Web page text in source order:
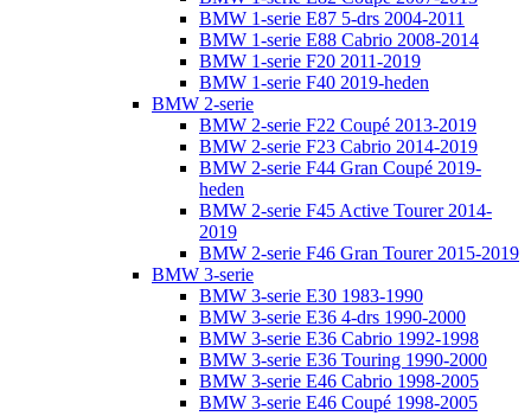
BMW 1-serie E87 5-drs 2004-2011
BMW 1-serie E88 Cabrio 2008-2014
BMW 1-serie F20 2011-2019
BMW 1-serie F40 2019-heden
BMW 2-serie
BMW 2-serie F22 Coupé 2013-2019
BMW 2-serie F23 Cabrio 2014-2019
BMW 2-serie F44 Gran Coupé 2019-
heden
BMW 2-serie F45 Active Tourer 2014-
2019
BMW 2-serie F46 Gran Tourer 2015-2019
BMW 3-serie
BMW 3-serie E30 1983-1990
BMW 3-serie E36 4-drs 1990-2000
BMW 3-serie E36 Cabrio 1992-1998
BMW 3-serie E36 Touring 1990-2000
BMW 3-serie E46 Cabrio 1998-2005
BMW 3-serie E46 Coupé 1998-2005